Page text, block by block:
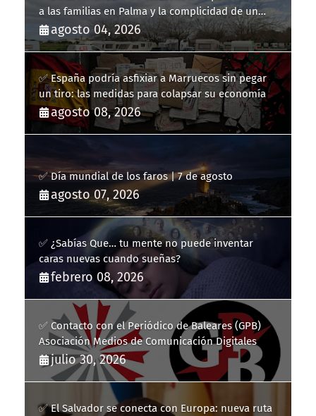
a las familias en Palma y la complicidad de un
fracaso heredado
agosto 04, 2026
✅ España podría asfixiar a Marruecos sin pegar
un tiro: las medidas para colapsar su economía
agosto 08, 2026
✅ Día mundial de los faros | 7 de agosto
agosto 07, 2026
✅ ¿Sabías Que… tu mente no puede inventar
caras nuevas cuando sueñas?
febrero 08, 2026
✅ Contacto con el Periódico de Baleares (GPB)
Asociación Medios de Comunicación Digitales
julio 30, 2026
✅ El Salvador se conecta con Europa: nueva ruta